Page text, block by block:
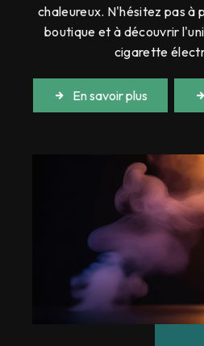
chaleureux. N'hésitez pas à
boutique et à découvrir
cigarette
En savoir plus